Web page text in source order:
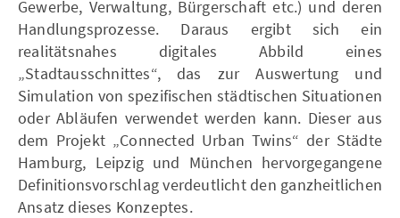
Gewerbe, Verwaltung, Bürgerschaft etc.) und deren
Handlungsprozesse. Daraus ergibt sich ein
realitätsnahes digitales Abbild eines
„Stadtausschnittes“, das zur Auswertung und
Simulation von spezifischen städtischen Situationen
oder Abläufen verwendet werden kann. Dieser aus
dem Projekt „Connected Urban Twins“ der Städte
Hamburg, Leipzig und München hervorgegangene
Definitionsvorschlag verdeutlicht den ganzheitlichen
Ansatz dieses Konzeptes.